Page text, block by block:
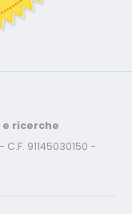
e ricerche
91145030150 -